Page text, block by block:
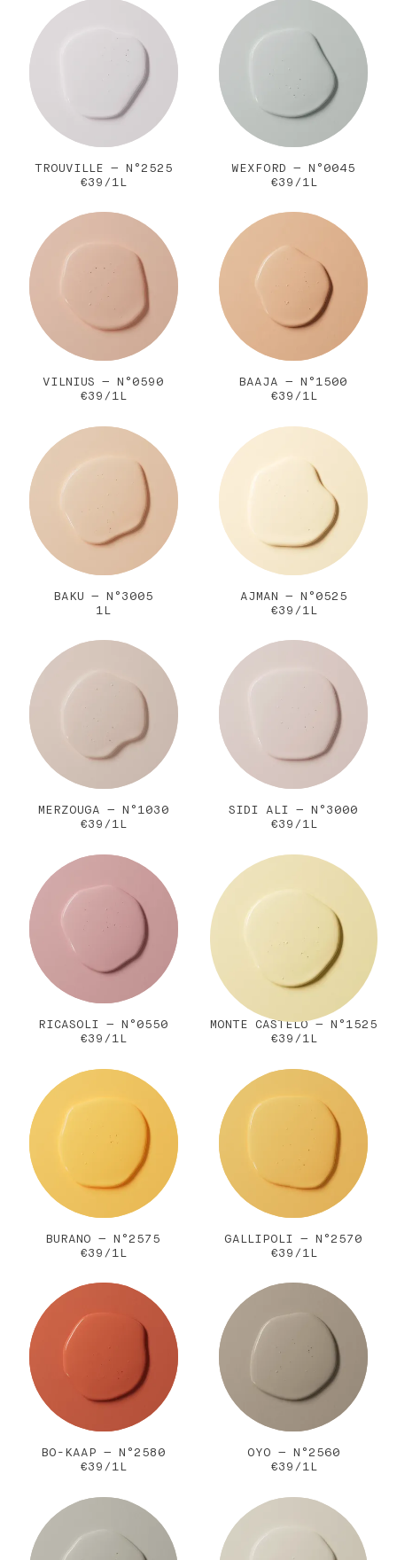
TROUVILLE — N°2525
€39/1L
WEXFORD — N°0045
€39/1L
VILNIUS — N°0590
€39/1L
BAAJA — N°1500
€39/1L
BAKU — N°3005
1L
AJMAN — N°0525
€39/1L
MERZOUGA — N°1030
€39/1L
SIDI ALI — N°3000
€39/1L
RICASOLI — N°0550
€39/1L
MONTE CASTELO — N°1525
€39/1L
BURANO — N°2575
€39/1L
GALLIPOLI — N°2570
€39/1L
BO-KAAP — N°2580
€39/1L
OYO — N°2560
€39/1L